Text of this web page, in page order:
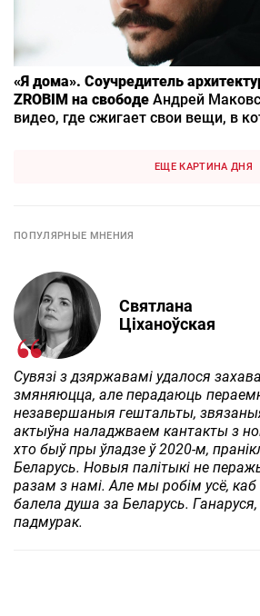
«Я дома». Соучредитель
ZROBIM на свободе Андрей
видео, где сжигает свои вещи, в
ЕЩЕ КАРТИНА ДНЯ
ПОПУЛЯРНЫЕ МНЕНИЯ
Святлана
Ціханоўская
Сувязі з дзяржавамі удалося
змяняюцца, але перадаюць
незавершаныя гештальты,
актыўна наладжваем кантакты з
хто быў пры ўладзе ў 2020-м,
Беларусь. Новыя палітыкі не
разам з намі. Але мы робім усё, каб
балела душа за Беларусь.
падмурак.